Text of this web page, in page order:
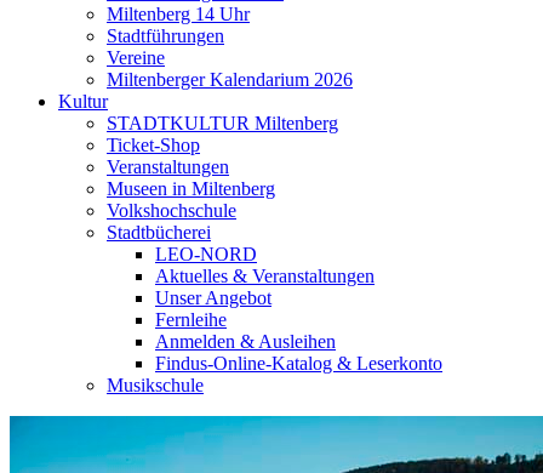
Miltenberg 14 Uhr
Stadtführungen
Vereine
Miltenberger Kalendarium 2026
Kultur
STADTKULTUR Miltenberg
Ticket-Shop
Veranstaltungen
Museen in Miltenberg
Volkshochschule
Stadtbücherei
LEO-NORD
Aktuelles & Veranstaltungen
Unser Angebot
Fernleihe
Anmelden & Ausleihen
Findus-Online-Katalog & Leserkonto
Musikschule